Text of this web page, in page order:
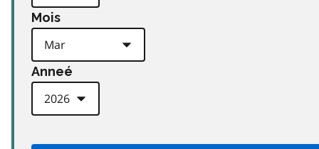
Mois
Anneé